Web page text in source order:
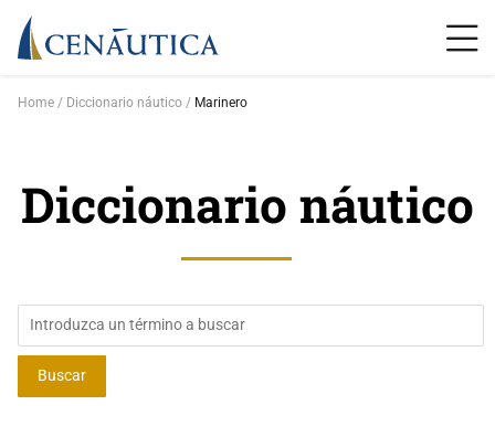
Home Diccionario náutico Marinero
Diccionario náutico